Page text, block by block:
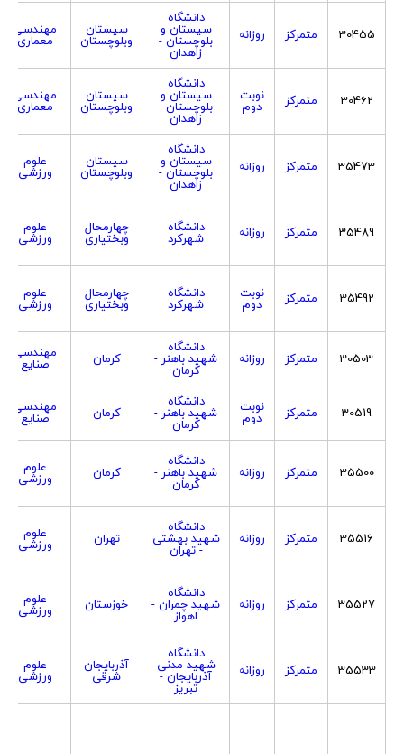
30455 متمرکز روزانه
دانشگاه
سیستان و
بلوچستان -
زاهدان
سیستان
وبلوچستان
مهندسی
معماری
30462 متمرکز نوبت
دوم
دانشگاه
سیستان و
بلوچستان -
زاهدان
سیستان
وبلوچستان
مهندسی
معماری
35473 متمرکز روزانه
دانشگاه
سیستان و
بلوچستان -
زاهدان
سیستان
وبلوچستان
علوم
ورزشی
35489 متمرکز روزانه دانشگاه
شهرکرد
چهارمحال
وبختیاری
علوم
ورزشی
35492 متمرکز نوبت
دوم
دانشگاه
شهرکرد
چهارمحال
وبختیاری
علوم
ورزشی
30503 متمرکز روزانه
دانشگاه
شهید باهنر -
کرمان
کرمان مهندسی
صنایع
30519 متمرکز نوبت
دوم
دانشگاه
شهید باهنر -
کرمان
کرمان مهندسی
صنایع
35500 متمرکز روزانه
دانشگاه
شهید باهنر -
کرمان
کرمان علوم
ورزشی
35516 متمرکز روزانه
دانشگاه
شهید بهشتی
- تهران
تهران علوم
ورزشی
35527 متمرکز روزانه
دانشگاه
شهید چمران -
اهواز
خوزستان علوم
ورزشی
35533 متمرکز روزانه
دانشگاه
شهید مدنی
آذربایجان -
تبریز
آذربایجان
شرقی
علوم
ورزشی